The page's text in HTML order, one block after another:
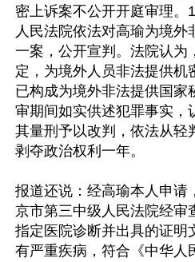
密上诉案不公开开庭审理。
人民法院依法对高瑜为境外
一案，公开宣判。法院认为
定，为境外人员非法提供机
已构成为境外非法提供国家
审期间如实供述犯罪事实，
其量刑予以改判，依法从轻
剥夺政治权利一年。
报道还说：经高瑜本人申请
京市第三中级人民法院经审
指定医院诊断并出具的证明
有严重疾病，符合《中华人